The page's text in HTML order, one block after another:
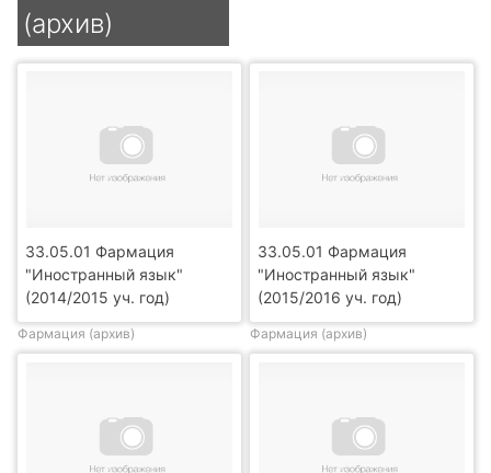
(архив)
33.05.01 Фармация
"Иностранный язык"
(2014/2015 уч. год)
Фармация (архив)
33.05.01 Фармация
"Иностранный язык"
(2015/2016 уч. год)
Фармация (архив)